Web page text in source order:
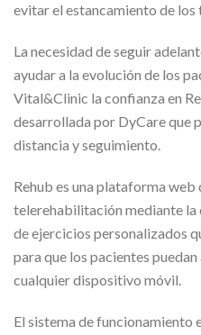
evitar el estancamiento de
La necesidad de seguir
ayudar a la evolución de los
Vital&Clinic la confianza en
desarrollada por DyCare que
distancia y seguimiento.
Rehub es una plataforma
telerehabilitación mediante la
de ejercicios personalizados
para que los pacientes
cualquier dispositivo móvil.
El sistema de funcionamiento